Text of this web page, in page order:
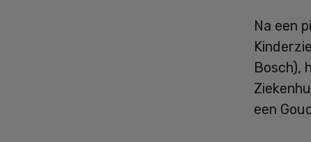
Na een
Bosch),
een